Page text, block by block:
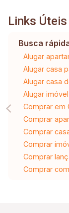
Links Úteis
Busca
Alugar
Alugar casa
Alugar casa
Alugar
Comprar em
Comprar
Comprar
Comprar
Comprar
Comprar